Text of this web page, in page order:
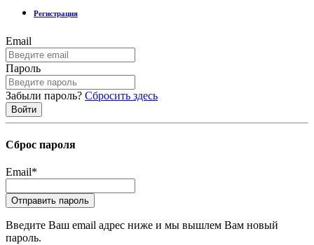
Регистрация
Email
Пароль
Забыли пароль? Сбросить здесь
Сброс пароля
Email*
Введите Ваш email адрес ниже и мы вышлем Вам новый
пароль.